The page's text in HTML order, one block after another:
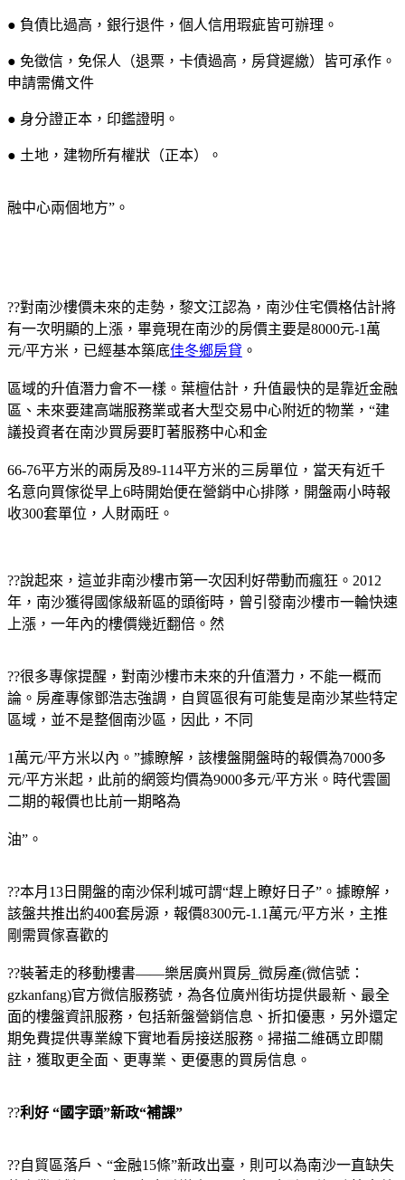
● 負債比過高，銀行退件，個人信用瑕疵皆可辦理。
● 免徵信，免保人（退票，卡債過高，房貸遲繳）皆可承作。
申請需備文件
● 身分證正本，印鑑證明。
● 土地，建物所有權狀（正本）。
融中心兩個地方”。
??對南沙樓價未來的走勢，黎文江認為，南沙住宅價格估計將
有一次明顯的上漲，畢竟現在南沙的房價主要是8000元-1萬
元/平方米，已經基本築底佳冬鄉房貸 。
區域的升值潛力會不一樣。葉檀估計，升值最快的是靠近金融
區、未來要建高端服務業或者大型交易中心附近的物業，“建
議投資者在南沙買房要盯著服務中心和金
66-76平方米的兩房及89-114平方米的三房單位，當天有近千
名意向買傢從早上6時開始便在營銷中心排隊，開盤兩小時報
收300套單位，人財兩旺。
??說起來，這並非南沙樓市第一次因利好帶動而瘋狂。2012
年，南沙獲得國傢級新區的頭銜時，曾引發南沙樓市一輪快速
上漲，一年內的樓價幾近翻倍。然
??很多專傢提醒，對南沙樓市未來的升值潛力，不能一概而
論。房產專傢鄧浩志強調，自貿區很有可能隻是南沙某些特定
區域，並不是整個南沙區，因此，不同
1萬元/平方米以內。”據瞭解，該樓盤開盤時的報價為7000多
元/平方米起，此前的網簽均價為9000多元/平方米。時代雲圖
二期的報價也比前一期略為
油”。
??本月13日開盤的南沙保利城可謂“趕上瞭好日子”。據瞭解，
該盤共推出約400套房源，報價8300元-1.1萬元/平方米，主推
剛需買傢喜歡的
??裝著走的移動樓書——樂居廣州買房_微房產(微信號：
gzkanfang)官方微信服務號，為各位廣州街坊提供最新、最全
面的樓盤資訊服務，包括新盤營銷信息、折扣優惠，另外還定
期免費提供專業線下實地看房接送服務。掃描二維碼立即關
註，獲取更全面、更專業、更優惠的買房信息。
??利好 “國字頭”新政“補課”
??自貿區落戶、“金融15條”新政出臺，則可以為南沙一直缺失